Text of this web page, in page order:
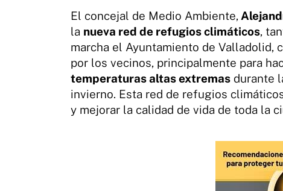
El concejal de Medio Ambiente,
la nueva red de refugios climáticos,
marcha el Ayuntamiento de Valladolid,
por los vecinos, principalmente para
temperaturas altas extremas durante
invierno. Esta red de refugios
y mejorar la calidad de vida de toda la